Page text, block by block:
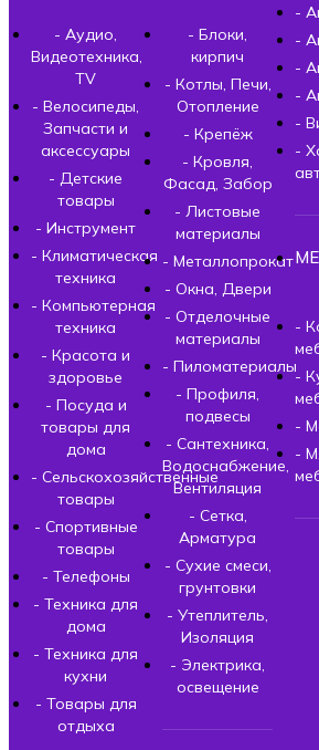
- Аудио,
Видеотехника,
TV
- Велосипеды,
Запчасти и
аксессуары
- Детские
товары
- Инструмент
- Климатическая
техника
- Компьютерная
техника
- Красота и
здоровье
- Посуда и
товары для
дома
- Сельскохозяйственные
товары
- Спортивные
товары
- Телефоны
- Техника для
дома
- Техника для
кухни
- Товары для
отдыха
- Блоки,
кирпич
- Котлы, Печи,
Отопление
- Крепёж
- Кровля,
Фасад, Забор
- Листовые
материалы
- Металлопрокат
- Окна, Двери
- Отделочные
материалы
- Пиломатериалы
- Профиля,
подвесы
- Сантехника,
Водоснабжение,
Вентиляция
- Сетка,
Арматура
- Сухие смеси,
грунтовки
- Утеплитель,
Изоляция
- Электрика,
освещение
-
-
-
-
-
-
-
-
-
-